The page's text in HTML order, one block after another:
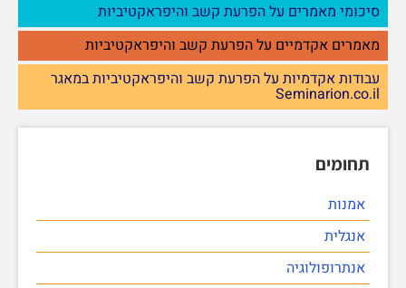
סיכומי מאמרים על הפרעת קשב והיפראקטיביות
מאמרים אקדמיים על הפרעת קשב והיפראקטיביות
עבודות אקדמיות על הפרעת קשב והיפראקטיביות במאגר
Seminarion.co.il
תחומים
אמנות
אנגלית
אנתרופולוגיה